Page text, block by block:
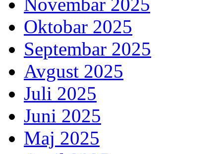
Novembar 2025
Oktobar 2025
Septembar 2025
Avgust 2025
Juli 2025
Juni 2025
Maj 2025